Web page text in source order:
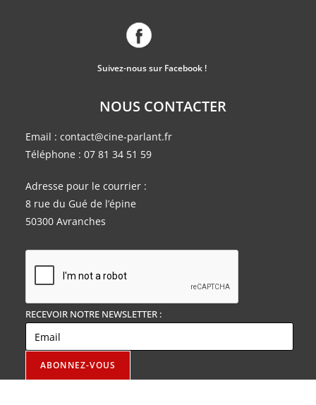
Suivez-nous sur Facebook !
NOUS CONTACTER
Email : contact@cine-parlant.fr
Téléphone : 07 81 34 51 59
Adresse pour le courrier :
8 rue du Gué de l’épine
50300 Avranches
RECEVOIR NOTRE NEWSLETTER :